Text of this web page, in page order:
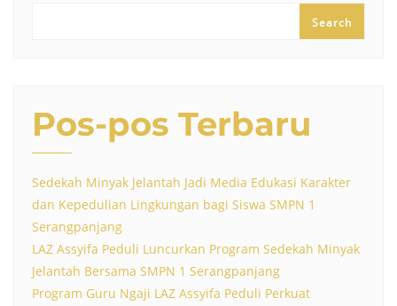
Search
Pos-pos Terbaru
Sedekah Minyak Jelantah Jadi Media Edukasi Karakter
dan Kepedulian Lingkungan bagi Siswa SMPN 1
Serangpanjang
LAZ Assyifa Peduli Luncurkan Program Sedekah Minyak
Jelantah Bersama SMPN 1 Serangpanjang
Program Guru Ngaji LAZ Assyifa Peduli Perkuat